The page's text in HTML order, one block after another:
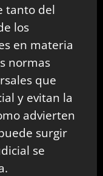
tanto del
los
en materia
normas
que
y evitan la
advierten
surgir
se